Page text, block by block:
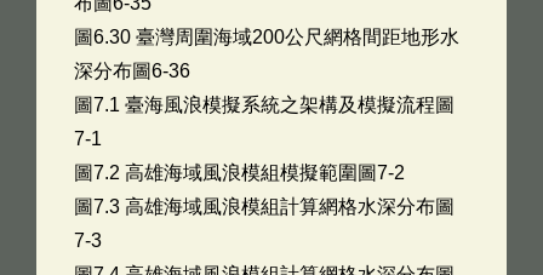
圖6.30 臺灣周圍海域200公尺網格間距地形水
深分布圖6-36
圖7.1 臺海風浪模擬系統之架構及模擬流程圖
7-1
圖7.2 高雄海域風浪模組模擬範圍圖7-2
圖7.3 高雄海域風浪模組計算網格水深分布圖
7-3